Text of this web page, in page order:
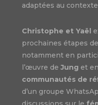
adaptées au
Christophe et Yaël
prochaines étapes
notamment en
l’œuvre deJung et
communautés de
d’un groupe